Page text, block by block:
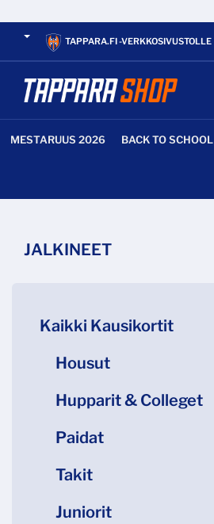
TAPPARA.FI -VERKKOSIVUSTOLLE
MESTARUUS 2026 BACK TO SCHOOL
JALKINEET
Kaikki Kausikortit
Housut
Hupparit & Colleget
Paidat
Takit
Juniorit